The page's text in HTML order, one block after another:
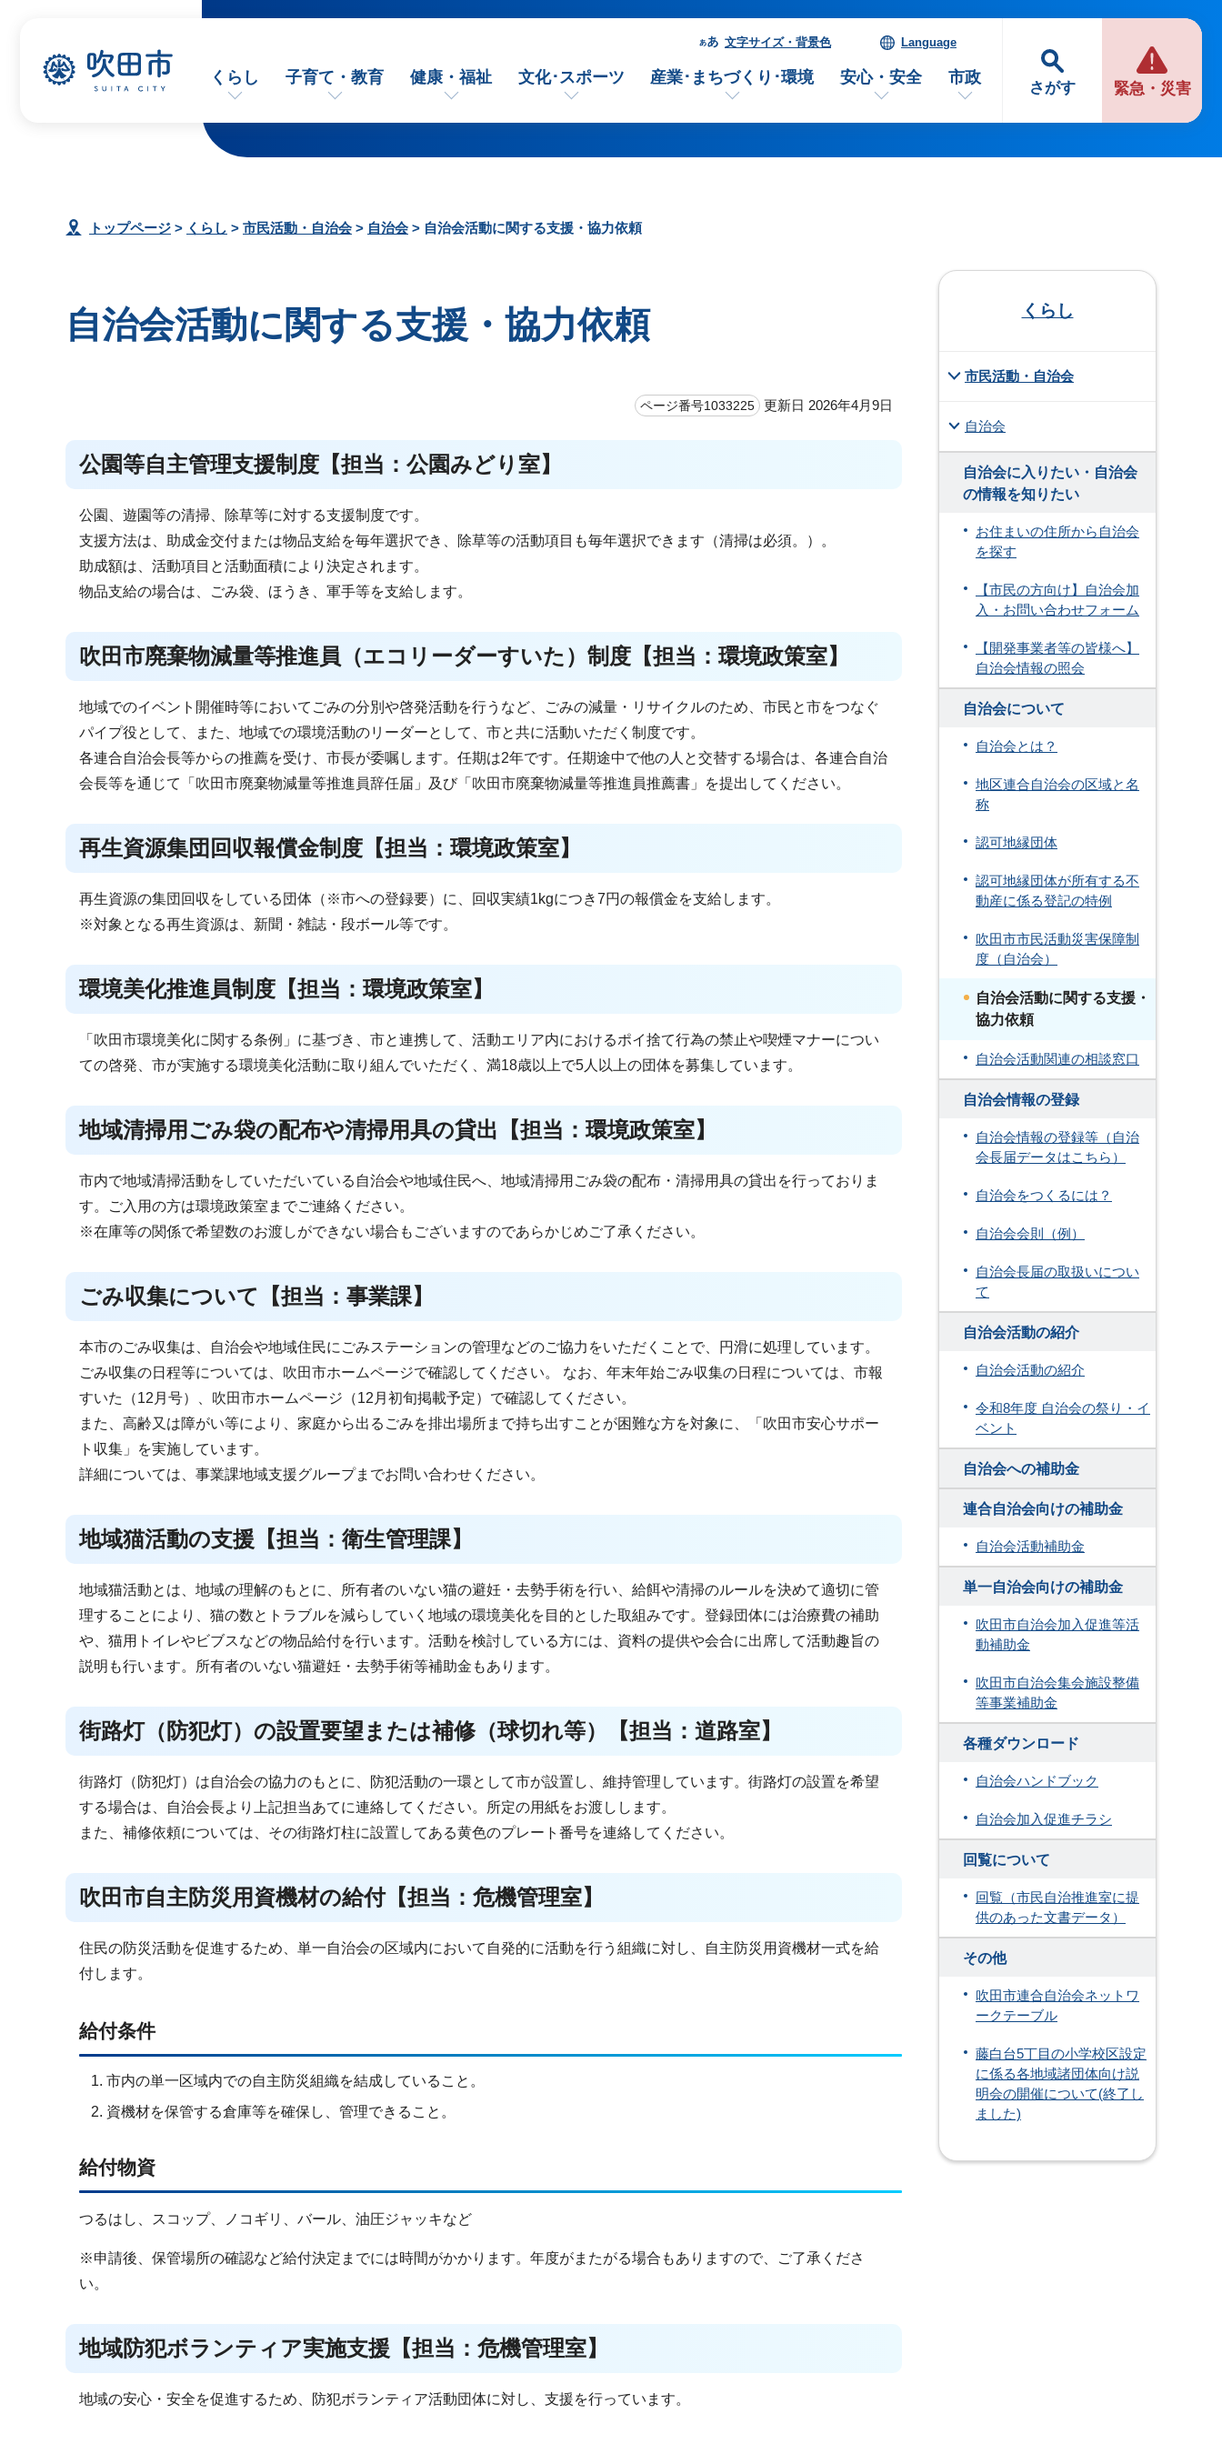
さがす 緊急・災害
文字サイズ・背景色 Language
くらし 子育て・教育 健康・福祉 文化･スポーツ 産業･まちづくり･環境 安心・安全 市政
トップページ > くらし > 市民活動・自治会 > 自治会 > 自治会活動に関する支援・協力依頼
自治会活動に関する支援・協力依頼
ページ番号1033225 更新日 2026年4月9日
公園等自主管理支援制度【担当：公園みどり室】
公園、遊園等の清掃、除草等に対する支援制度です。
支援方法は、助成金交付または物品支給を毎年選択でき、除草等の活動項目も毎年選択できます（清掃は必須。）。
助成額は、活動項目と活動面積により決定されます。
物品支給の場合は、ごみ袋、ほうき、軍手等を支給します。
吹田市廃棄物減量等推進員（エコリーダーすいた）制度【担当：環境政策室】
地域でのイベント開催時等においてごみの分別や啓発活動を行うなど、ごみの減量・リサイクルのため、市民と市をつなぐ
パイプ役として、また、地域での環境活動のリーダーとして、市と共に活動いただく制度です。
各連合自治会長等からの推薦を受け、市長が委嘱します。任期は2年です。任期途中で他の人と交替する場合は、各連合自治
会長等を通じて「吹田市廃棄物減量等推進員辞任届」及び「吹田市廃棄物減量等推進員推薦書」を提出してください。
再生資源集団回収報償金制度【担当：環境政策室】
再生資源の集団回収をしている団体（※市への登録要）に、回収実績1kgにつき7円の報償金を支給します。
※対象となる再生資源は、新聞・雑誌・段ボール等です。
環境美化推進員制度【担当：環境政策室】
「吹田市環境美化に関する条例」に基づき、市と連携して、活動エリア内におけるポイ捨て行為の禁止や喫煙マナーについ
ての啓発、市が実施する環境美化活動に取り組んでいただく、満18歳以上で5人以上の団体を募集しています。
地域清掃用ごみ袋の配布や清掃用具の貸出【担当：環境政策室】
市内で地域清掃活動をしていただいている自治会や地域住民へ、地域清掃用ごみ袋の配布・清掃用具の貸出を行っておりま
す。ご入用の方は環境政策室までご連絡ください。
※在庫等の関係で希望数のお渡しができない場合もございますのであらかじめご了承ください。
ごみ収集について【担当：事業課】
本市のごみ収集は、自治会や地域住民にごみステーションの管理などのご協力をいただくことで、円滑に処理しています。
ごみ収集の日程等については、吹田市ホームページで確認してください。 なお、年末年始ごみ収集の日程については、市報
すいた（12月号）、吹田市ホームページ（12月初旬掲載予定）で確認してください。
また、高齢又は障がい等により、家庭から出るごみを排出場所まで持ち出すことが困難な方を対象に、「吹田市安心サポー
ト収集」を実施しています。
詳細については、事業課地域支援グループまでお問い合わせください。
地域猫活動の支援【担当：衛生管理課】
地域猫活動とは、地域の理解のもとに、所有者のいない猫の避妊・去勢手術を行い、給餌や清掃のルールを決めて適切に管
理することにより、猫の数とトラブルを減らしていく地域の環境美化を目的とした取組みです。登録団体には治療費の補助
や、猫用トイレやビブスなどの物品給付を行います。活動を検討している方には、資料の提供や会合に出席して活動趣旨の
説明も行います。所有者のいない猫避妊・去勢手術等補助金もあります。
街路灯（防犯灯）の設置要望または補修（球切れ等）【担当：道路室】
街路灯（防犯灯）は自治会の協力のもとに、防犯活動の一環として市が設置し、維持管理しています。街路灯の設置を希望
する場合は、自治会長より上記担当あてに連絡してください。所定の用紙をお渡しします。
また、補修依頼については、その街路灯柱に設置してある黄色のプレート番号を連絡してください。
吹田市自主防災用資機材の給付【担当：危機管理室】
住民の防災活動を促進するため、単一自治会の区域内において自発的に活動を行う組織に対し、自主防災用資機材一式を給
付します。
給付条件
市内の単一区域内での自主防災組織を結成していること。
資機材を保管する倉庫等を確保し、管理できること。
給付物資
つるはし、スコップ、ノコギリ、バール、油圧ジャッキなど
※申請後、保管場所の確認など給付決定までには時間がかかります。年度がまたがる場合もありますので、ご了承くださ
い。
地域防犯ボランティア実施支援【担当：危機管理室】
地域の安心・安全を促進するため、防犯ボランティア活動団体に対し、支援を行っています。
くらし
市民活動・自治会
自治会
自治会に入りたい・自治会
の情報を知りたい
お住まいの住所から自治会
を探す
【市民の方向け】自治会加
入・お問い合わせフォーム
【開発事業者等の皆様へ】
自治会情報の照会
自治会について
自治会とは？
地区連合自治会の区域と名
称
認可地縁団体
認可地縁団体が所有する不
動産に係る登記の特例
吹田市市民活動災害保障制
度（自治会）
自治会活動に関する支援・
協力依頼
自治会活動関連の相談窓口
自治会情報の登録
自治会情報の登録等（自治
会長届データはこちら）
自治会をつくるには？
自治会会則（例）
自治会長届の取扱いについ
て
自治会活動の紹介
自治会活動の紹介
令和8年度 自治会の祭り・イ
ベント
自治会への補助金
連合自治会向けの補助金
自治会活動補助金
単一自治会向けの補助金
吹田市自治会加入促進等活
動補助金
吹田市自治会集会施設整備
等事業補助金
各種ダウンロード
自治会ハンドブック
自治会加入促進チラシ
回覧について
回覧（市民自治推進室に提
供のあった文書データ）
その他
吹田市連合自治会ネットワ
ークテーブル
藤白台5丁目の小学校区設定
に係る各地域諸団体向け説
明会の開催について(終了し
ました)